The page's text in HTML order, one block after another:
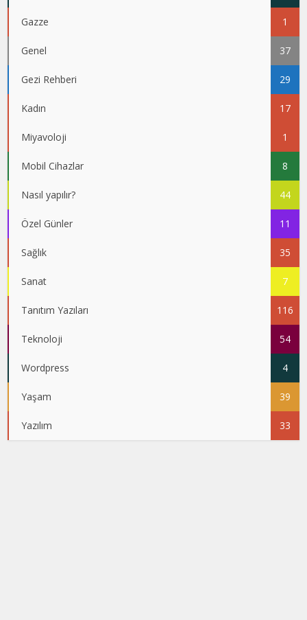
Gazze 1
Genel 37
Gezi Rehberi 29
Kadın 17
Miyavoloji 1
Mobil Cihazlar 8
Nasıl yapılır? 44
Özel Günler 11
Sağlık 35
Sanat 7
Tanıtım Yazıları 116
Teknoloji 54
Wordpress 4
Yaşam 39
Yazılım 33